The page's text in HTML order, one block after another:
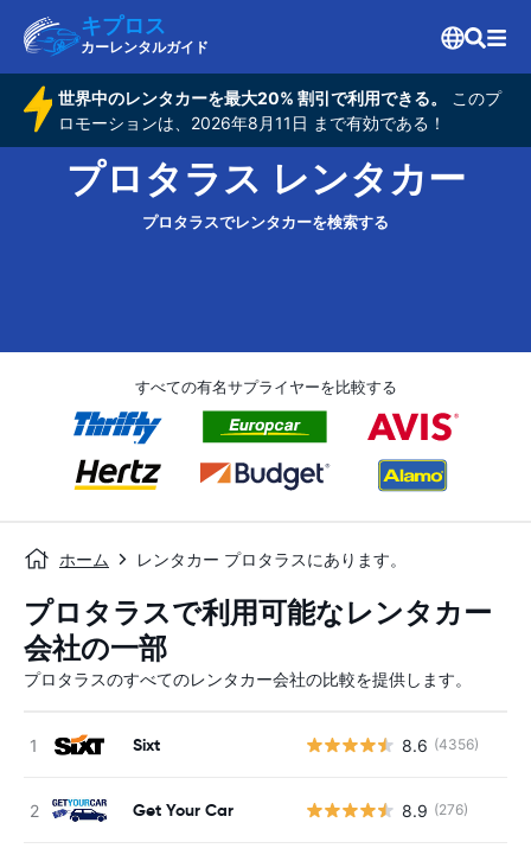
キプロス
カーレンタルガイド
世界中のレンタカーを最大20% 割引で利用できる。
このプ
ロモーションは、2026年8月11日 まで有効である！
プロタラス レンタカー
プロタラスでレンタカーを検索する
すべての有名サプライヤーを比較する
ホーム レンタカー プロタラスにあります。
プロタラスで利用可能なレンタカー
会社の一部
プロタラスのすべてのレンタカー会社の比較を提供します。
Sixt 8.6 (4356)
Get Your Car 8.9 (276)